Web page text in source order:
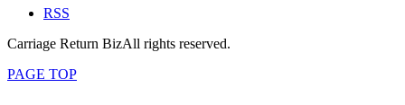
RSS
Carriage Return BizAll rights reserved.
PAGE TOP